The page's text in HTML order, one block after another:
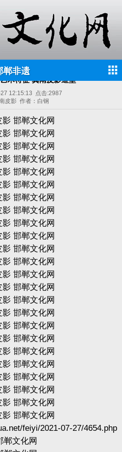
郸非遗
术特征-冀南皮影造型
12:15:13 点击:2987
皮影 作者：白钢
feiyi/2021-07-27/4654.php